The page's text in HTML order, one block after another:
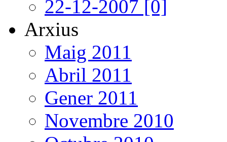
22-12-2007 [0]
Arxius
Maig 2011
Abril 2011
Gener 2011
Novembre 2010